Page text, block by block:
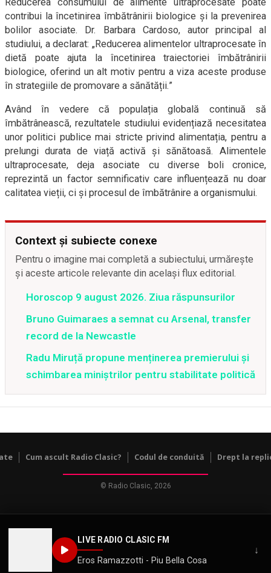
LIVE RADIO CLASIC FM
Eros Ramazzotti - Piu Bella Cosa
↓
contribui la încetinirea îmbătrânirii biologice și la prevenirea
bolilor asociate. Dr. Barbara Cardoso, autor principal al
studiului, a declarat: „Reducerea alimentelor ultraprocesate în
dietă poate ajuta la încetinirea traiectoriei îmbătrânirii
biologice, oferind un alt motiv pentru a viza aceste produse
în strategiile de promovare a sănătății.”
Având în vedere că populația globală continuă să
îmbătrânească, rezultatele studiului evidențiază necesitatea
unor politici publice mai stricte privind alimentația, pentru a
prelungi durata de viață activă și sănătoasă. Alimentele
ultraprocesate, deja asociate cu diverse boli cronice,
reprezintă un factor semnificativ care influențează nu doar
calitatea vieții, ci și procesul de îmbătrânire a organismului.
Context și subiecte conexe
Pentru o imagine mai completă a subiectului, urmărește
și aceste articole relevante din același flux editorial.
Horoscop 9 august 2026. Ziua răspunsurilor
Bruno Guimaraes a semnat cu Arsenal, transfer
record de la Newcastle
Radu Miruță propune menținerea premierului și
schimbarea miniștrilor pentru stabilitate politică
Cum ascult Radio Clasic? Codul de conduită Drept la
© Radio Clasic, 2026